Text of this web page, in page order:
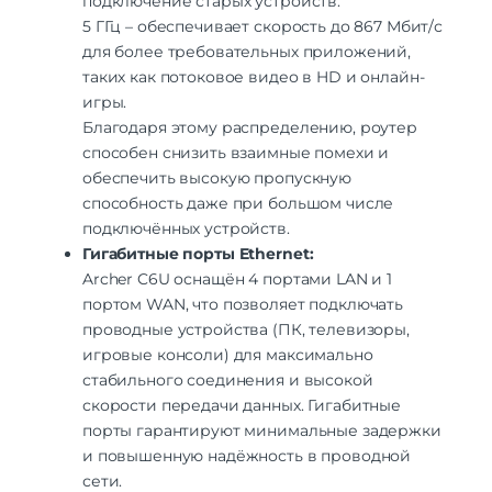
5 ГГц – обеспечивает скорость до 867 Мбит/с
для более требовательных приложений,
таких как потоковое видео в HD и онлайн-
игры.
Благодаря этому распределению, роутер
способен снизить взаимные помехи и
обеспечить высокую пропускную
способность даже при большом числе
подключённых устройств.
Гигабитные порты Ethernet:
Archer C6U оснащён 4 портами LAN и 1
портом WAN, что позволяет подключать
проводные устройства (ПК, телевизоры,
игровые консоли) для максимально
стабильного соединения и высокой
скорости передачи данных. Гигабитные
порты гарантируют минимальные задержки
и повышенную надёжность в проводной
сети.